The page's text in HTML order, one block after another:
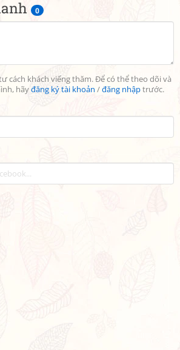
0
cách khách viếng thăm. Để có thể theo dõi và
hãyđăng ký tài khoản /đăng nhậptrước.